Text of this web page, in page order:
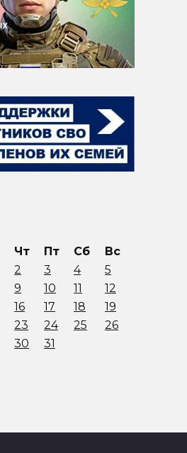
Чт Пт Сб
Вс
2 3 4
5
9 10 11
12
16 17 18
19
23 24 25
26
30 31